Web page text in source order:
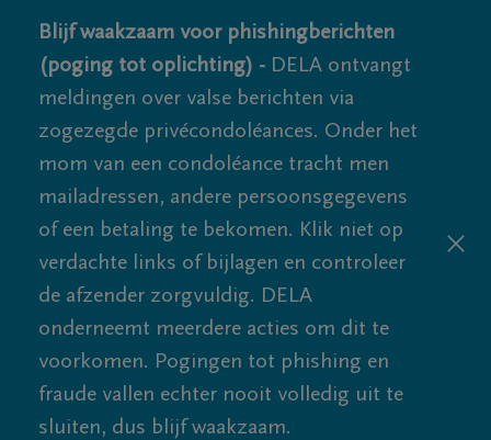
Blijf waakzaam voor phishingberichten
(poging tot oplichting) - DELA ontvangt
meldingen over valse berichten via
zogezegde privécondoléances. Onder het
mom van een condoléance tracht men
mailadressen, andere persoonsgegevens
of een betaling te bekomen. Klik niet op
verdachte links of bijlagen en controleer
de afzender zorgvuldig. DELA
onderneemt meerdere acties om dit te
voorkomen. Pogingen tot phishing en
fraude vallen echter nooit volledig uit te
sluiten, dus blijf waakzaam.